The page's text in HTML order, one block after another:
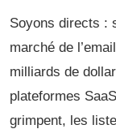
Soyons directs :
marché de
milliards de
plateformes
grimpent, les